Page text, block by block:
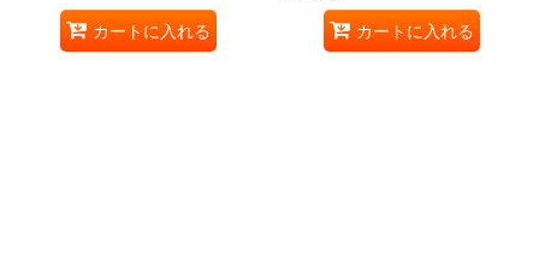
カートに入れる カートに入れる